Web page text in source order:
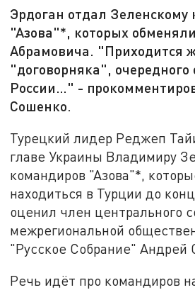
Эрдоган отдал Зеленскому
"Азова"*, которых
Абрамовича. "Приходится
"договорняка", очередного
России…" -
Сошенко.
Турецкий лидер Реджеп
главе Украины Владимиру
командиров "Азова"*,
находиться в Турции до
оценил член центрального
межрегиональной
"Русское Собрание" Андрей
Речь идёт про командиров